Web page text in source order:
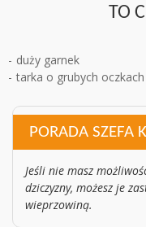
TO
duży garnek
tarka o grubych oczkach
PORADA SZEFA
Jeśli nie masz
dziczyzny, możesz je
wieprzowiną.